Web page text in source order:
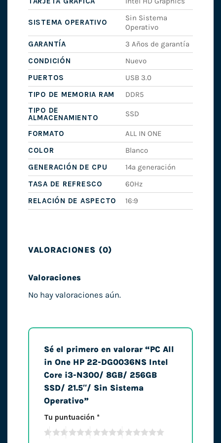
SISTEMA OPERATIVO
Sin Sistema
Operativo
GARANTÍA
3 Años de garantía
CONDICIÓN
Nuevo
PUERTOS
USB 3.0
TIPO DE MEMORIA RAM
DDR5
TIPO DE
ALMACENAMIENTO
SSD
FORMATO
ALL IN ONE
COLOR
Blanco
GENERACIÓN DE CPU
14ª generación
TASA DE REFRESCO
60Hz
RELACIÓN DE ASPECTO
16:9
VALORACIONES (0)
Valoraciones
No hay valoraciones aún.
Sé el primero en valorar “PC All
in One HP 22-DG0036NS Intel
Core i3-N300/ 8GB/ 256GB
SSD/ 21.5″/ Sin Sistema
Operativo”
Tu puntuación *